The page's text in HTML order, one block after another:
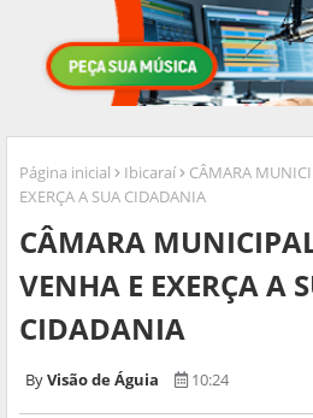
Página inicial Ibicaraí
CÂMARA
EXERÇA A SUA CIDADANIA
CÂMARA
VENHA E EXERÇA A
CIDADANIA
Visão de Águia 10:24